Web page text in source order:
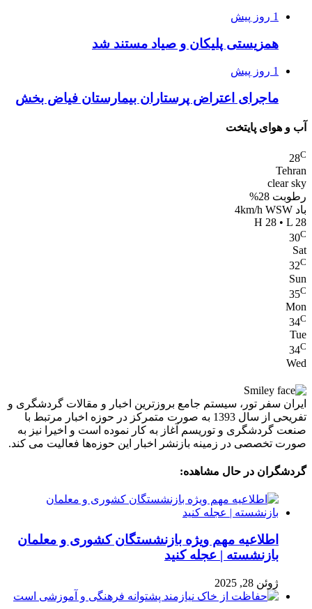
1 روز پیش
همزیستی پلیکان و صیاد مستند شد
1 روز پیش
ماجرای اعتراض پرستاران بیمارستان فیاض بخش
آب و هوای پایتخت
28C
Tehran
clear sky
رطوبت 28%
باد 4km/h WSW
H 28 • L 28
30C
Sat
32C
Sun
35C
Mon
34C
Tue
34C
Wed
ایران سفر تور، سیستم جامع بروزترین اخبار و مقالات گردشگری و
تفریحی از سال 1393 به صورت متمرکز در حوزه اخبار مرتبط با
صنعت گردشگری و توریسم آغاز به کار نموده است و اخیرا نیز به
صورت تخصصی در زمینه بازنشر اخبار این حوزه‌ها فعالیت می کند.
گردشگران در حال مشاهده:
اطلاعیه مهم ویژه بازنشستگان کشوری و معلمان
بازنشسته | عجله کنید
ژوئن 28, 2025